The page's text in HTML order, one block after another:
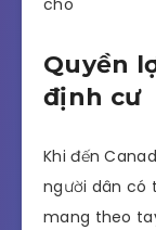
Quyền
định cư
Khi đến
người dân có
mang theo